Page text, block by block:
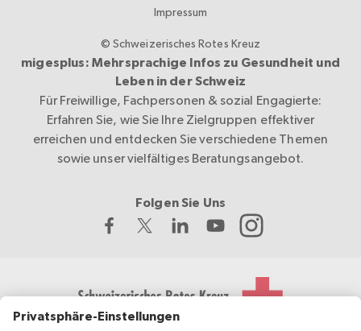
Impressum
© Schweizerisches Rotes Kreuz
migesplus: Mehrsprachige Infos zu Gesundheit und
Leben in der Schweiz
Für Freiwillige, Fachpersonen & sozial Engagierte:
Erfahren Sie, wie Sie Ihre Zielgruppen effektiver
erreichen und entdecken Sie verschiedene Themen
sowie unser vielfältiges Beratungsangebot.
Folgen Sie Uns